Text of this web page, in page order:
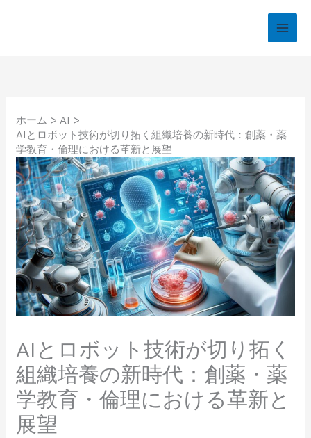
ホーム
AI
AIとロボット技術が切り拓く組織培養の新時代：創薬・薬
学教育・倫理における革新と展望
AIとロボット技術が切り拓く
組織培養の新時代：創薬・薬
学教育・倫理における革新と
展望